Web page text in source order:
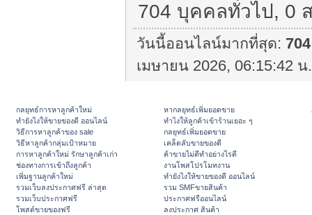
704 บุคคลทั่วไป, 0
วันนี้ออนไลน์มากที่สุด: 704
เมษายน 2026, 06:15:42 น
กลยุทธ์การหาลูกค้าใหม่
ทํายังไงให้ขายของดี ออนไลน์
วิธีการหาลูกค้าของ sale
วิธีหาลูกค้ากลุ่มเป้าหมาย
การหาลูกค้าใหม่ รักษาลูกค้าเก่า
ช่องทางการเข้าถึงลูกค้า
เพิ่มฐานลูกค้าใหม่
รวมเว็บลงประกาศฟรี ล่าสุด
รวมเว็บประกาศฟรี
โพสต์ขายของฟรี
หากลยุทธ์เพิ่มยอดขาย
ทําไงให้ลูกค้าเข้าร้านเยอะ ๆ
กลยุทธ์เพิ่มยอดขาย
เคล็ดลับขายของดี
ค้าขายไม่ดีทำอย่างไรดี
งานโพสโปรโมทงาน
ทํายังไงให้ขายของดี ออนไลน์
รวม SMFขายสินค้า
ประกาศฟรีออนไลน์
ลงประกาศ สินค้า